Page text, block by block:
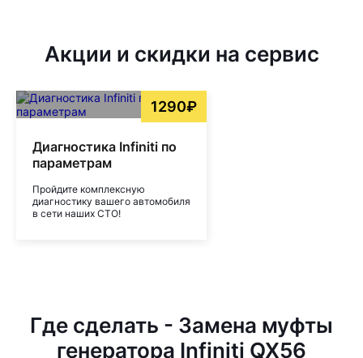
Акции и скидки на сервис
1290₽
Диагностика Infiniti по
параметрам
Пройдите комплексную
диагностику вашего автомобиля
в сети наших СТО!
Где сделать - Замена муфты
генератора Infiniti QX56